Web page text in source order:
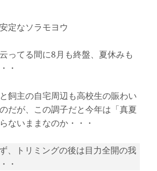
定なソラモヨウ
ってる間に8月も終盤、夏休みも
・
飼主の自宅周辺も高校生の賑わい
だが、この調子だと今年は「真夏
ないままなのか・・・
、トリミングの後は目力全開の我
・